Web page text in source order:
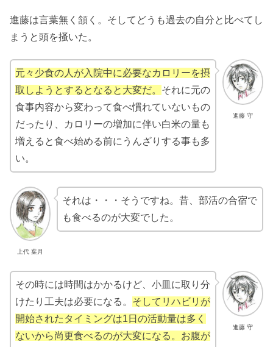
進藤は言葉無く頷く。そしてどうも過去の自分と比べてし
まうと頭を掻いた。
進藤 守
元々少食の人が入院中に必要なカロリーを摂
取しようとするとなると大変だ。 それに元の
食事内容から変わって食べ慣れていないもの
だったり、カロリーの増加に伴い白米の量も
増えると食べ始める前にうんざりする事も多
い。
上代 葉月
それは・・・そうですね。昔、部活の合宿で
も食べるのが大変でした。
進藤 守
その時には時間はかかるけど、小皿に取り分
けたり工夫は必要になる。 そしてリハビリが
開始されたタイミングは1日の活動量は多く
ないから尚更食べるのが大変になる。お腹が